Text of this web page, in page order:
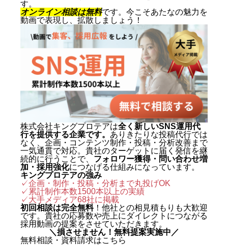
動画制作事例
動画制作事例 会社概要 お問い合わせ
す。
オンライン相談は無料です。今こそあたなの魅力を
動画で表現し、拡散しましょう！
株式会社キングプロテアは全く新しいSNS運用代
行を提供する企業です。 ありきたりな投稿代行では
なく、企画・コンテンツ制作・投稿・分析改善まで
一気通貫で対応。貴社のターゲットに届く発信を継
続的に行うことで、 フォロワー獲得・問い合わせ増
加・採用強化につなげる仕組みになっています。
キングプロテアの強み
✓企画・制作・投稿・分析まで丸投げOK
✓累計制作本数1500本以上の実績
✓大手メディア68社に掲載
初回相談は完全無料！他社との相見積もりも大歓迎
です。貴社の応募数や売上にダイレクトにつながる
採用動画の提案をさせていただきます。
＼損させません！無料提案実施中／
無料相談・資料請求はこちら